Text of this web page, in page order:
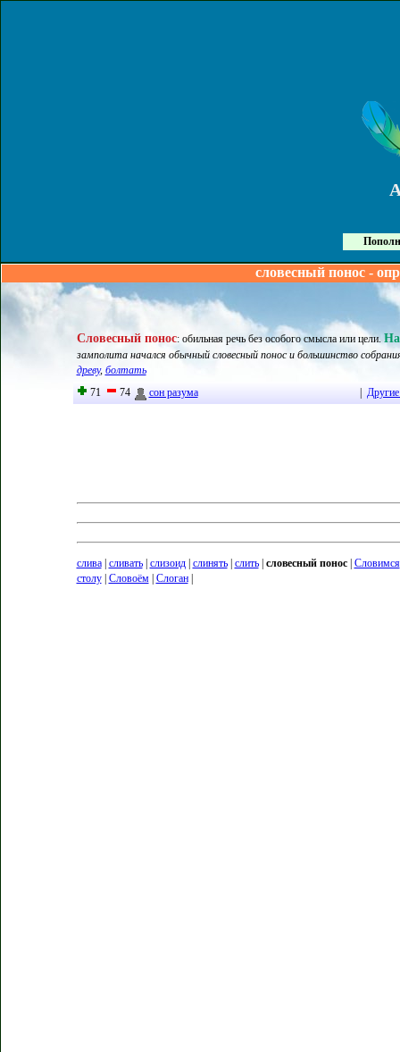
словесный понос -
Словесный понос: обильная речь без особого смысла или цели.
замполита начался обычный словесный понос и большинство
древу, болтать
71
74 сон разума
слива| сливать| слизоид| слинять| слить| словесный понос| Словимся
столу| Словоём| Слоган|